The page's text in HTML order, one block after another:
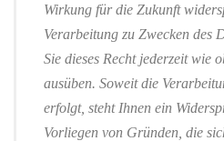
Wirkung für die Zukunft
Verarbeitung zu Zwecken des
Sie dieses Recht jederzeit wie
ausüben. Soweit die
erfolgt, steht Ihnen ein
Vorliegen von Gründen, die